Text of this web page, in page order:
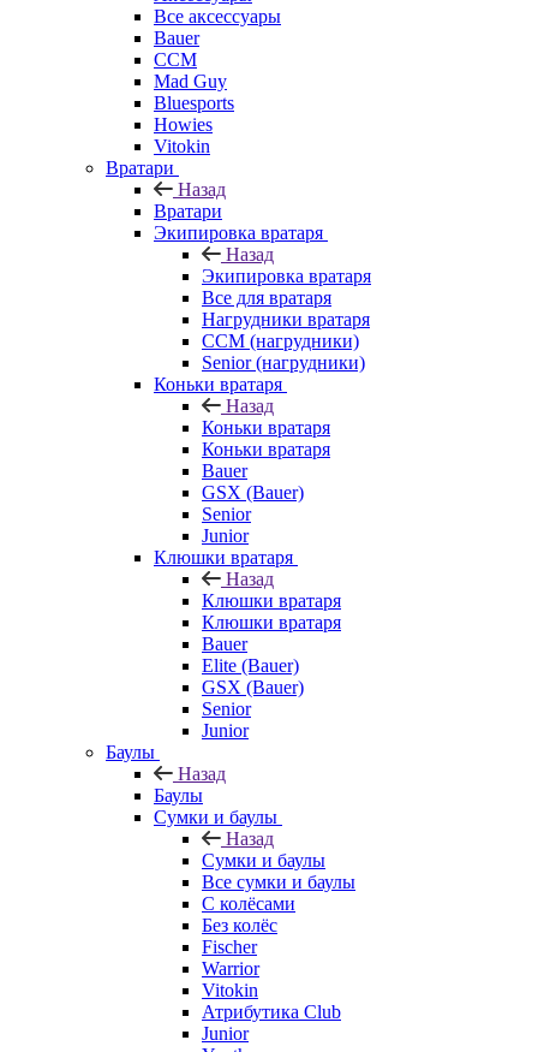
Все аксессуары
Bauer
CCM
Mad Guy
Bluesports
Howies
Vitokin
Вратари
Назад
Вратари
Экипировка вратаря
Назад
Экипировка вратаря
Все для вратаря
Нагрудники вратаря
CCM (нагрудники)
Senior (нагрудники)
Коньки вратаря
Назад
Коньки вратаря
Коньки вратаря
Bauer
GSX (Bauer)
Senior
Junior
Клюшки вратаря
Назад
Клюшки вратаря
Клюшки вратаря
Bauer
Elite (Bauer)
GSX (Bauer)
Senior
Junior
Баулы
Назад
Баулы
Сумки и баулы
Назад
Сумки и баулы
Все сумки и баулы
С колёсами
Без колёс
Fischer
Warrior
Vitokin
Атрибутика Club
Junior